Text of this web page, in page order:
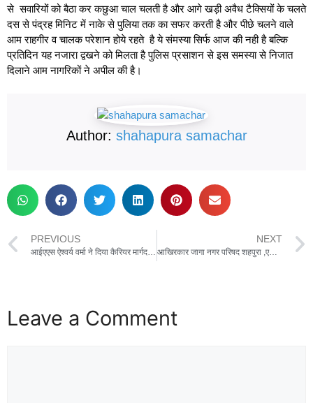
से सवारियों को बैठा कर कछुआ चाल चलती है और आगे खड़ी अवैध टैक्सियों के चलते
दस से पंद्रह मिनिट में नाके से पुलिया तक का सफर करती है और पीछे चलने वाले
आम राहगीर व चालक परेशान होये रहते है ये संमस्या सिर्फ आज की नही है बल्कि
प्रतिदिन यह नजारा द्वखने को मिलता है पुलिस प्रसाशन से इस समस्या से निजात
दिलाने आम नागरिकों ने अपील की है।
Author: shahapura samachar
PREVIOUS
आईएएस ऐश्वर्य वर्मा ने दिया कैरियर मार्गदर्शन ,कहा विद्यार्थी एवं युवा अपना लक्ष्य तय करें पूरी निष्ठा से अध्ययन करें सफलता अवश्य मिलेगी
NEXT
आखिरकार जागा नगर परिषद शहपुरा ,एसडीएम के निर्देश के बाद नपा इंजीनियर ने मुख्य मार्ग में भर रहे पानी को निकालने जेसीबी लगाई
Leave a Comment